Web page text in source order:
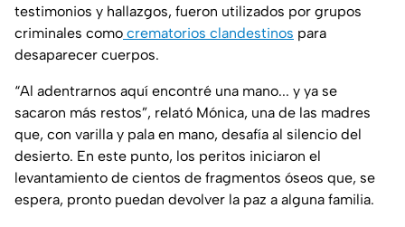
testimonios y hallazgos, fueron utilizados por grupos
criminales como crematorios clandestinos para
desaparecer cuerpos.
“Al adentrarnos aquí encontré una mano... y ya se
sacaron más restos”, relató Mónica, una de las madres
que, con varilla y pala en mano, desafía al silencio del
desierto. En este punto, los peritos iniciaron el
levantamiento de cientos de fragmentos óseos que, se
espera, pronto puedan devolver la paz a alguna familia.